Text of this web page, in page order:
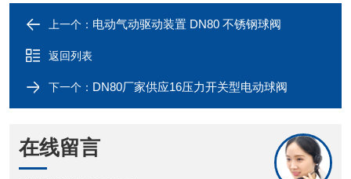
上一个： 电动气动驱动装置 DN80 不锈钢球阀
返回列表
下一个： DN80厂家供应16压力开关型电动球阀
在线留言